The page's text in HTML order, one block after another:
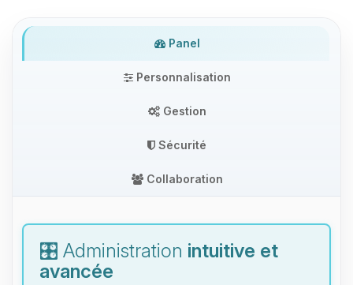
Panel
Personnalisation
Gestion
Sécurité
Collaboration
🎛️ Administration intuitive et
avancée